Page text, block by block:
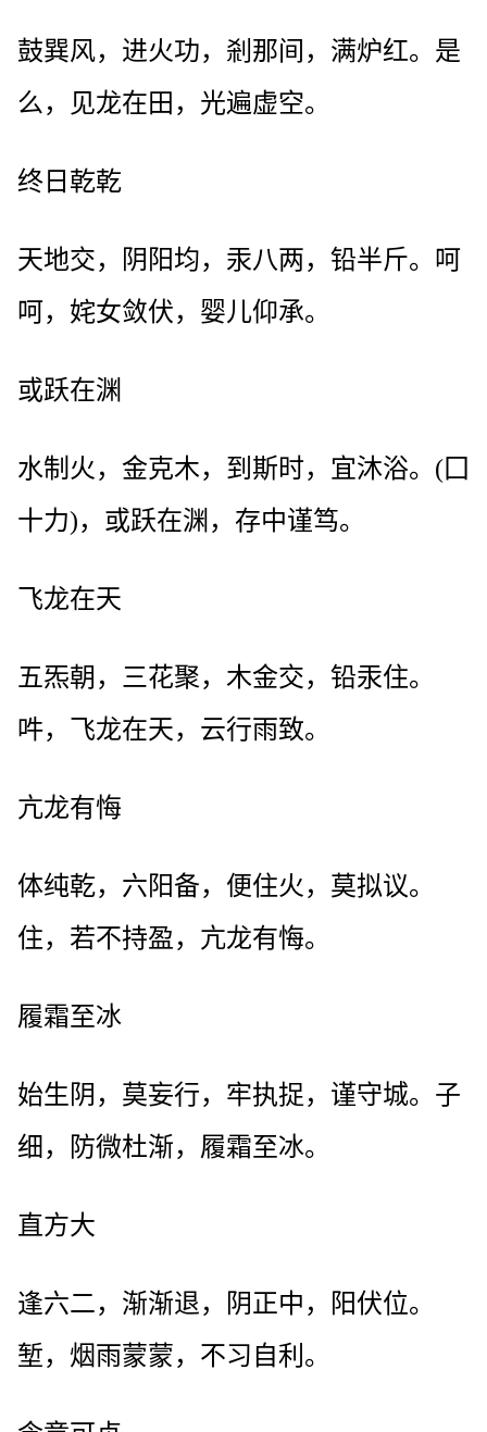
鼓巽风，进火功，剎那间，满炉红。是
么，见龙在田，光遍虚空。
终日乾乾
天地交，阴阳均，汞八两，铅半斤。呵
呵，姹女敛伏，婴儿仰承。
或跃在渊
水制火，金克木，到斯时，宜沐浴。(囗
十力)，或跃在渊，存中谨笃。
飞龙在天
五炁朝，三花聚，木金交，铅汞住。
吽，飞龙在天，云行雨致。
亢龙有悔
体纯乾，六阳备，便住火，莫拟议。
住，若不持盈，亢龙有悔。
履霜至冰
始生阴，莫妄行，牢执捉，谨守城。子
细，防微杜渐，履霜至冰。
直方大
逢六二，渐渐退，阴正中，阳伏位。
堑，烟雨蒙蒙，不习自利。